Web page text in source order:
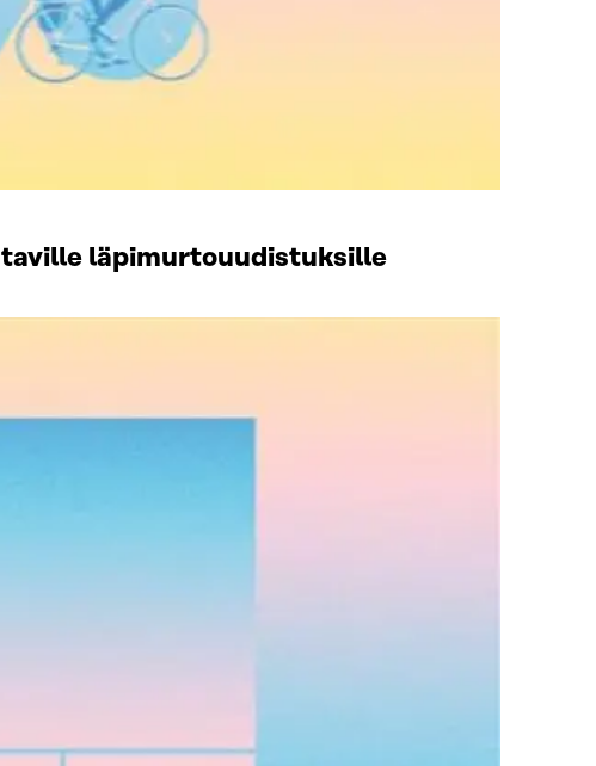
läpimurtouudistuksille